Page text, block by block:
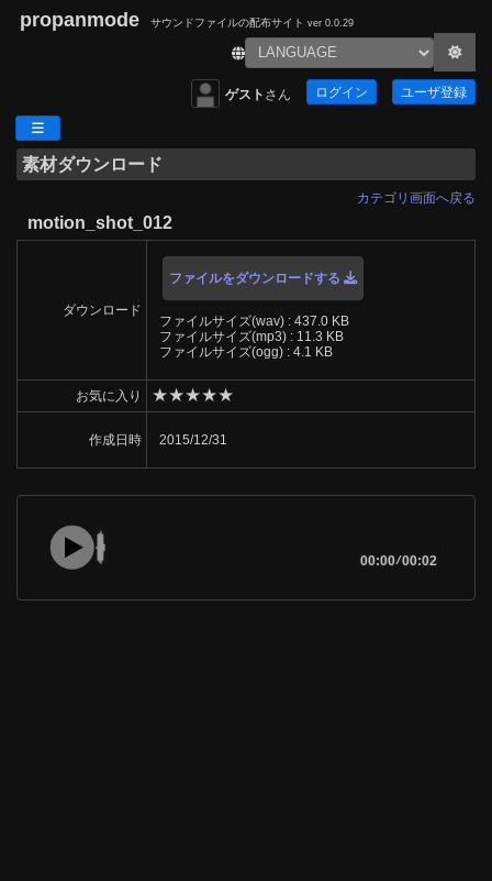
propanmode サウンドファイルの配布サイト ver 0.0.29
ゲスト さん ログイン ユーザ登録
素材ダウンロード
カテゴリ画面へ戻る
motion_shot_012
ダウンロード
ファイルをダウンロードする
ファイルサイズ(wav) : 437.0 KB
ファイルサイズ(mp3) : 11.3 KB
ファイルサイズ(ogg) : 4.1 KB
お気に入り ★★★★★
作成日時 2015/12/31
00:00/00:02